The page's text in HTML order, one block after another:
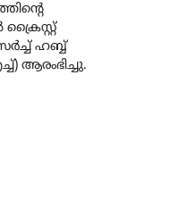
ഹബ്ബ്
ആരംഭിച്ചു.